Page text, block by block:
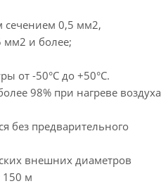
сечением 0,5 мм2,
мм2 и более;
от -50°С до +50°С.
98% при нагреве воздуха
без предварительного
внешних диаметров
150 м